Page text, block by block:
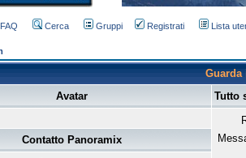
FAQ Cerca Gruppi Registrati Lista
Avatar
Tutto
Contatto Panoramix